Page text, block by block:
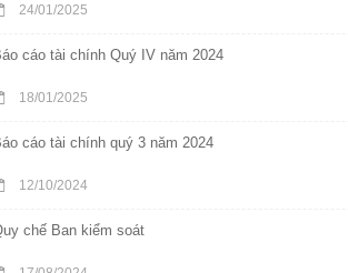
24/01/2025
cáo tài chính Quý IV năm 2024
18/01/2025
cáo tài chính quý 3 năm 2024
12/10/2024
chế Ban kiểm soát